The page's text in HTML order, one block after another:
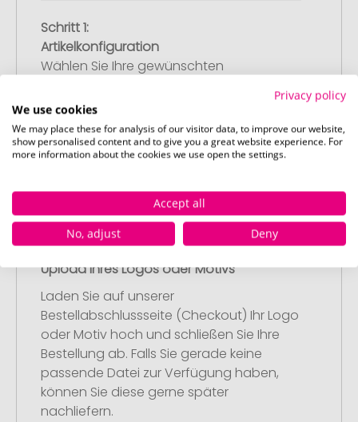
Schritt 1:
Artikelkonfiguration
Wählen Sie Ihre gewünschten
nach Ihren Vorstellungen an.
Anschließend legen Sie die konfigurierten
Artikel in Ihren Warenkorb.
Schritt 2:
Upload Ihres Logos oder Motivs
Laden Sie auf unserer
Bestellabschlussseite (Checkout) Ihr Logo
oder Motiv hoch und schließen Sie Ihre
Bestellung ab. Falls Sie gerade keine
passende Datei zur Verfügung haben,
können Sie diese gerne später
nachliefern.
Privacy policy
We use cookies
We may place these for analysis of our visitor data, to improve our website,
show personalised content and to give you a great website experience. For
more information about the cookies we use open the settings.
Accept all
No, adjust
Deny